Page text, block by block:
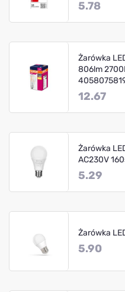
5.78
Żarówka
806lm
12.67
Żarówka
AC230V
5.29
Żarówka
5.90